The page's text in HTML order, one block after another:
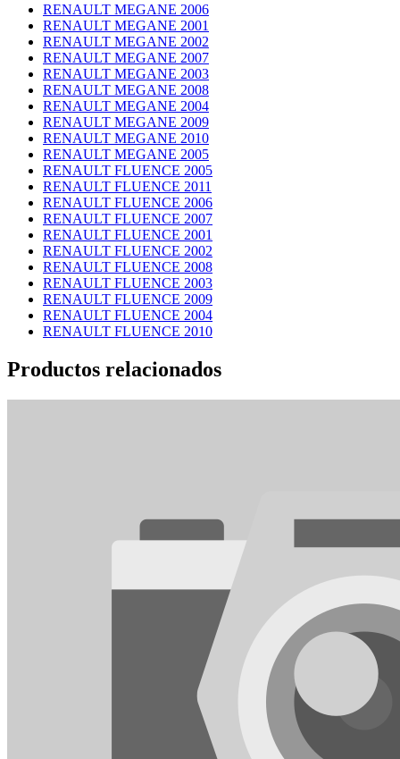
RENAULT MEGANE 2006
RENAULT MEGANE 2001
RENAULT MEGANE 2002
RENAULT MEGANE 2007
RENAULT MEGANE 2003
RENAULT MEGANE 2008
RENAULT MEGANE 2004
RENAULT MEGANE 2009
RENAULT MEGANE 2010
RENAULT MEGANE 2005
RENAULT FLUENCE 2005
RENAULT FLUENCE 2011
RENAULT FLUENCE 2006
RENAULT FLUENCE 2007
RENAULT FLUENCE 2001
RENAULT FLUENCE 2002
RENAULT FLUENCE 2008
RENAULT FLUENCE 2003
RENAULT FLUENCE 2009
RENAULT FLUENCE 2004
RENAULT FLUENCE 2010
Productos relacionados